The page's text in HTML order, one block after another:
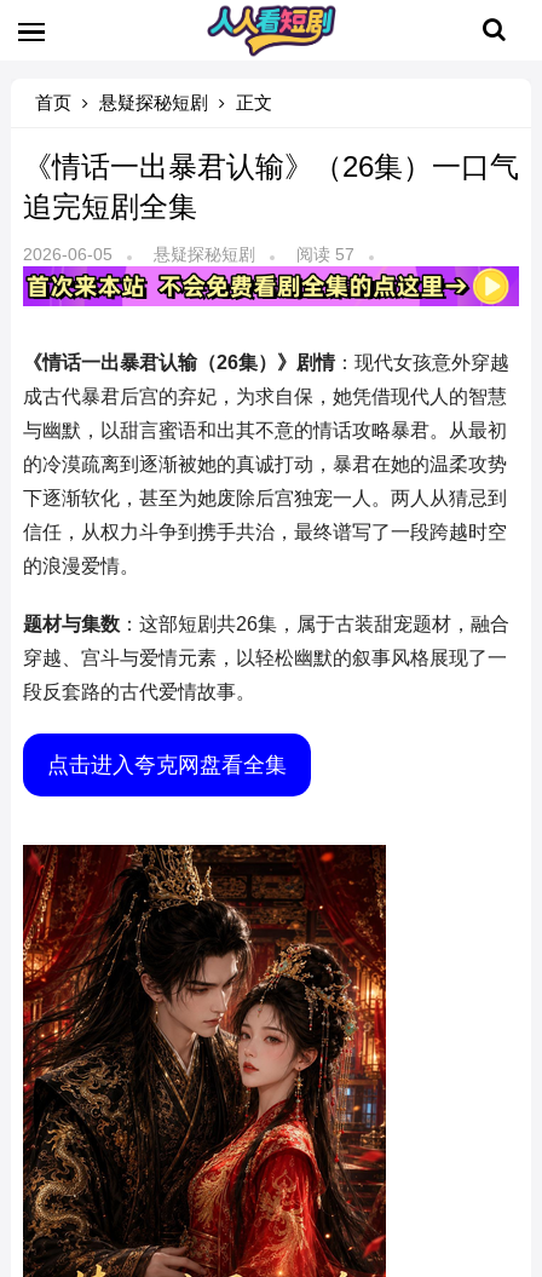
首页 悬疑探秘短剧 正文
《情话一出暴君认输》（26集）一口气
追完短剧全集
2026-06-05 悬疑探秘短剧 阅读 57
《情话一出暴君认输（26集）》剧情：现代女孩意外穿越
成古代暴君后宫的弃妃，为求自保，她凭借现代人的智慧
与幽默，以甜言蜜语和出其不意的情话攻略暴君。从最初
的冷漠疏离到逐渐被她的真诚打动，暴君在她的温柔攻势
下逐渐软化，甚至为她废除后宫独宠一人。两人从猜忌到
信任，从权力斗争到携手共治，最终谱写了一段跨越时空
的浪漫爱情。
题材与集数：这部短剧共26集，属于古装甜宠题材，融合
穿越、宫斗与爱情元素，以轻松幽默的叙事风格展现了一
段反套路的古代爱情故事。
点击进入夸克网盘看全集